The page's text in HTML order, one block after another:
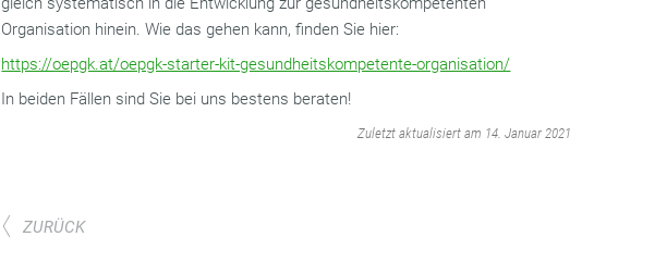
Organisation hinein. Wie das gehen kann, finden Sie hier:
https://oepgk.at/oepgk-starter-kit-gesundheitskompetente-organisation/
In beiden Fällen sind Sie bei uns bestens beraten!
‌Zuletzt aktualisiert am 14. Januar 2021
ZURÜCK